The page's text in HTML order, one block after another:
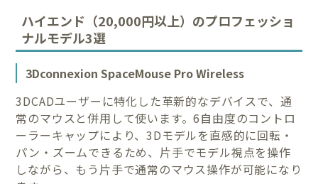
ハイエンド（20,000円以上）のプロフェッショ
ナルモデル3選
3Dconnexion SpaceMouse Pro Wireless
3DCADユーザーに特化した革新的なデバイスで、通
常のマウスと併用して使います。6自由度のコントロ
ーラーキャップにより、3Dモデルを直感的に回転・
パン・ズームできるため、片手でモデル視点を操作
しながら、もう片手で通常のマウス操作が可能になり